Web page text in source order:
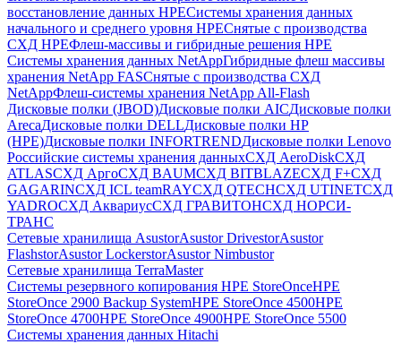
восстановление данных HPEСистемы хранения данных
начального и среднего уровня HPEСнятые с производства
СХД HPEФлеш-массивы и гибридные решения HPE
Cистемы хранения данных NetAppГибридные флеш массивы
хранения NetApp FASСнятые с производства СХД
NetAppФлеш-системы хранения NetApp All-Flash
Дисковые полки (JBOD)Дисковые полки AICДисковые полки
ArecaДисковые полки DELLДисковые полки HP
(HPE)Дисковые полки INFORTRENDДисковые полки Lenovo
Российские системы хранения данныхСХД AeroDiskСХД
ATLASСХД AргоСХД BAUMСХД BITBLAZEСХД F+СХД
GAGARINСХД ICL teamRAYСХД QTECHСХД UTINETСХД
YADROСХД АквариусСХД ГРАВИТОНСХД НОРСИ-
ТРАНС
Сетевые хранилища AsustorAsustor DrivestorAsustor
FlashstorAsustor LockerstorAsustor Nimbustor
Сетевые хранилища TerraMaster
Системы резервного копирования HPE StoreOnceHPE
StoreOnce 2900 Backup SystemHPE StoreOnce 4500HPE
StoreOnce 4700HPE StoreOnce 4900HPE StoreOnce 5500
Системы хранения данных Hitachi